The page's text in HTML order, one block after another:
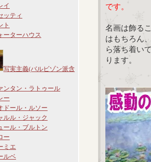
イ
ッティ
ト
ーターハウス
写実主義(バルビゾン派含
ンタン・ラトゥール
ー
ドール・ルソー
ルル・ジャック
ール・ブルトン
ー
ミエ
ルベ
です。
名画は飾る
はもちろん
ら落ち着い
ります。